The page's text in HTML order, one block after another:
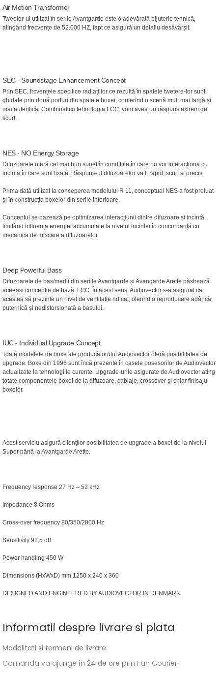
Air Motion Transformer
Tweeter-ul utilizat în serile Avantgarde este o adevărată bijuterie tehnică,
atingând frecvențe de 52.000 HZ, fapt ce asigură un detaliu desăvârșit.
SEC - Soundstage Enhancement Concept
Prin SEC, frcvențele specifice radiațiilor ce rezultă în spatele twetere-lor sunt
ghidate prin două porturi din spatele boxei, conferind o scenă mult mai largă și
mai autentică. Combinat cu tehnologia LCC, vom avea un răspuns extrem de
scurt.
NES - NO Energy Storage
Difuzoarele oferă cel mai bun sunet în condițiile în care nu vor interacționa cu
incinta în care sunt fixate. Răspuns-ul difuzoarelor va fi rapid, scurt și precis.
Prima dată utilizat la conceperea modelului R 11, conceptual NES a fost preluat
și în construcția boxelor din serile inferioare.
Conceptul se bazează pe optimizarea interacțiunii dintre difuzoare și incintă,
limitând influența energiei accumulate la nivelul incintei în concordanță cu
mecanica de mișcare a difuzoarelor.
Deep Powerful Bass
Difuzoarele de bas/medii din seriile Avantgarde și Avangarde Arette păstrează
aceeași concepție de bază LCC. În acest sens, Audiovector s-a asigurat ca
acestea să prezinte un nivel de ventilație ridicat, oferind o reproducere adâncă,
puternică și nedistorsionată a basului.
IUC - Individual Upgrade Concept
Toate modelele de boxe ale producătorului Audiovector oferă posibilitatea de
upgrade. Boxe din 1996 sunt încă prezente în casele posesorilor de Audiovector
actualizate la tehnologiile curente. Upgrade-urile asigurate de Audiovector ating
totate componentele boxei de la difuzoare, cablaje, crossover și chiar finisajul
boxelor.
Acest serviciu asigură clienților posibilitatea de upgrade a boxei de la nivelul
Super până la Avantgarde Arette.
Frequency response 27 Hz – 52 kHz
Impedance 8 Ohms
Cross-over frequency 80/350/2800 Hz
Sensitivity 92,5 dB
Power handling 450 W
Dimensions (HxWxD) mm 1250 x 240 x 360
DESIGNED AND ENGINEERED BY AUDIOVECTOR IN DENMARK
Informatii despre livrare si plata
Modalitati si termeni de livrare:
Comanda va ajunge în 24 de ore prin Fan Courier.